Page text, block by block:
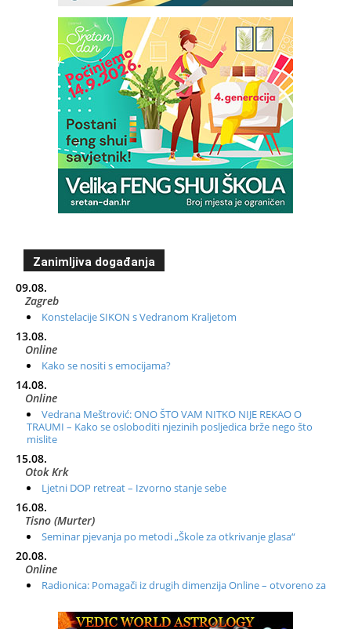
Zanimljiva događanja
09.08.
Zagreb
Konstelacije SIKON s Vedranom Kraljetom
13.08.
Online
Kako se nositi s emocijama?
14.08.
Online
Vedrana Meštrović: ONO ŠTO VAM NITKO NIJE REKAO O
TRAUMI – Kako se osloboditi njezinih posljedica brže nego što
mislite
15.08.
Otok Krk
Ljetni DOP retreat – Izvorno stanje sebe
16.08.
Tisno (Murter)
Seminar pjevanja po metodi „Škole za otkrivanje glasa“
20.08.
Online
Radionica: Pomagači iz drugih dimenzija Online – otvoreno za